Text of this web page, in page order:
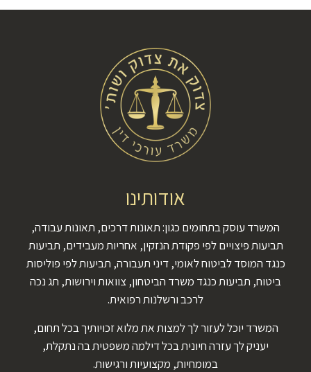
אודותינו
המשרד עוסק בתחומים כגון: תאונות דרכים, תאונות עבודה,
תביעות פיצויים לפי פקודת הנזקין, אחריות מעבידים, תביעות
כנגד המוסד לביטוח לאומי, דיני תעבורה, תביעות לפי פוליסות
ביטוח, תביעות כנגד משרד הביטחון, צוואות וירושות, תג נכה
לרכב ורשלנות רפואית.
המשרד יוכל לעזור לך למצות את מלוא זכויותיך בכל תחום,
יעניק לך עזרה חיונית בכל דילמה משפטית בה נתקלת,
במומחיות, מקצועיות ורגישות.